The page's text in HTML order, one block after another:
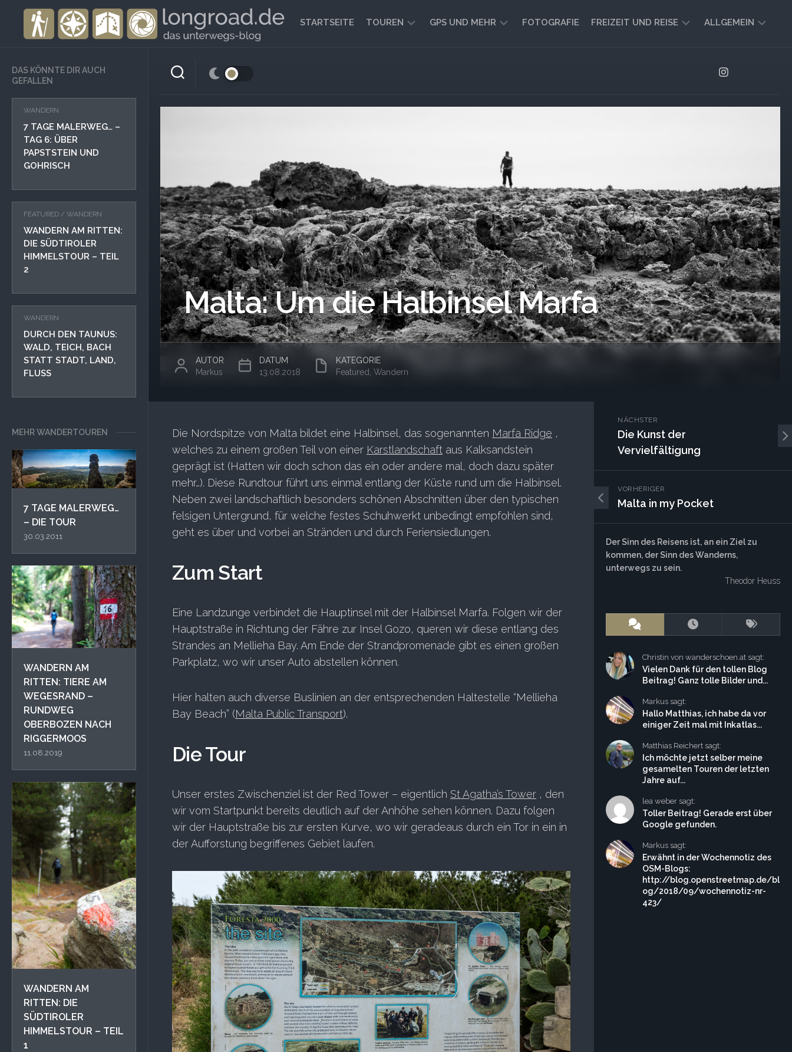
STARTSEITE TOUREN GPS UND MEHR
GEOCACHING
FOTOGRAFIE FREIZEIT UND REISE
REISEBERICHTE
ALLGEMEIN
DAS KÖNNTE DIR AUCH
GEFALLEN
WANDERN
7 TAGE MALERWEG… –
TAG 6: ÜBER
PAPSTSTEIN UND
GOHRISCH
FEATURED / WANDERN
WANDERN AM RITTEN:
DIE SÜDTIROLER
HIMMELSTOUR – TEIL
2
WANDERN
DURCH DEN TAUNUS:
WALD, TEICH, BACH
STATT STADT, LAND,
FLUSS
MEHR WANDERTOUREN
7 TAGE MALERWEG…
– DIE TOUR
30.03.2011
WANDERN AM
RITTEN: TIERE AM
WEGESRAND –
RUNDWEG
OBERBOZEN NACH
RIGGERMOOS
11.08.2019
WANDERN AM
RITTEN: DIE
SÜDTIROLER
HIMMELSTOUR – TEIL
1
Malta: Um die Halbinsel Marfa
AUTOR
Markus
DATUM
13.08.2018
KATEGORIE
Featured Wandern
Die Nordspitze von Malta bildet eine Halbinsel, das sogenannten Marfa Ridge ,
welches zu einem großen Teil von einer Karstlandschaft aus Kalksandstein
geprägt ist (Hatten wir doch schon das ein oder andere mal, doch dazu später
mehr…). Diese Rundtour führt uns einmal entlang der Küste rund um die Halbinsel.
Neben zwei landschaftlich besonders schönen Abschnitten über den typischen
felsigen Untergrund, für welche festes Schuhwerkt unbedingt empfohlen sind,
geht es über und vorbei an Stränden und durch Feriensiedlungen.
Zum Start
Eine Landzunge verbindet die Hauptinsel mit der Halbinsel Marfa. Folgen wir der
Hauptstraße in Richtung der Fähre zur Insel Gozo, queren wir diese entlang des
Strandes an Mellieha Bay. Am Ende der Strandpromenade gibt es einen großen
Parkplatz, wo wir unser Auto abstellen können.
Hier halten auch diverse Buslinien an der entsprechenden Haltestelle “Mellieha
Bay Beach” (Malta Public Transport).
Die Tour
Unser erstes Zwischenziel ist der Red Tower – eigentlich St Agatha’s Tower , den
wir vom Startpunkt bereits deutlich auf der Anhöhe sehen können. Dazu folgen
wir der Hauptstraße bis zur ersten Kurve, wo wir geradeaus durch ein Tor in ein in
der Aufforstung begriffenes Gebiet laufen.
NÄCHSTER
Die Kunst der
Vervielfältigung
VORHERIGER
Malta in my Pocket
Der Sinn des Reisens ist, an ein Ziel zu
kommen, der Sinn des Wanderns,
unterwegs zu sein.
Theodor Heuss
Christin von wanderschoen.at sagt:
Vielen Dank für den tollen Blog
Beitrag! Ganz tolle Bilder und...
Markus sagt:
Hallo Matthias, ich habe da vor
einiger Zeit mal mit Inkatlas...
Matthias Reichert sagt:
Ich möchte jetzt selber meine
gesamelten Touren der letzten
Jahre auf...
lea weber sagt:
Toller Beitrag! Gerade erst über
Google gefunden.
Markus sagt:
Erwähnt in der Wochennotiz des
OSM-Blogs:
http://blog.openstreetmap.de/bl
og/2018/09/wochennotiz-nr-
423/